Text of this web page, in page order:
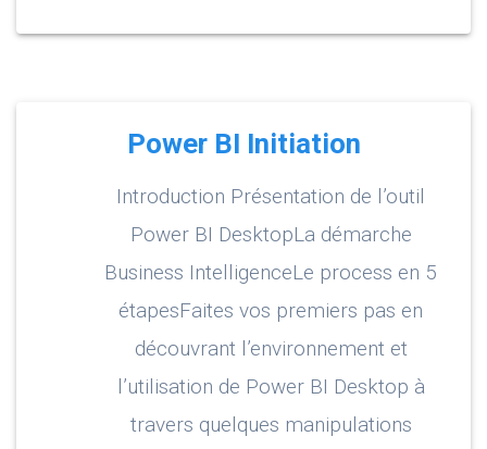
Power BI Initiation
Introduction Présentation de l’outil
Power BI DesktopLa démarche
Business IntelligenceLe process en 5
étapesFaites vos premiers pas en
découvrant l’environnement et
l’utilisation de Power BI Desktop à
travers quelques manipulations